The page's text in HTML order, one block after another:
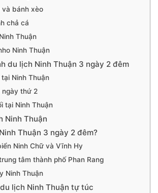
và bánh xèo
chả cá
Thuận
Ninh Thuận
du lịch Ninh Thuận 3 ngày 2 đêm
Ninh Thuận
ngày thứ 2
tại Ninh Thuận
Ninh Thuận
Thuận 3 ngày 2 đêm?
Ninh Chữ và Vĩnh Hy
tâm thành phố Phan Rang
Ninh Thuận
lịch Ninh Thuận tự túc